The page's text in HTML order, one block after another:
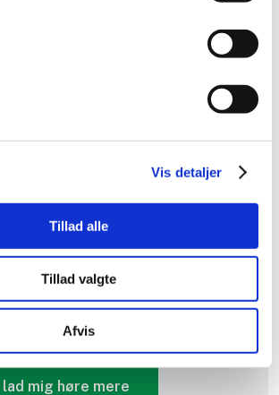
Vis detaljer
Tillad alle
Tillad valgte
Afvis